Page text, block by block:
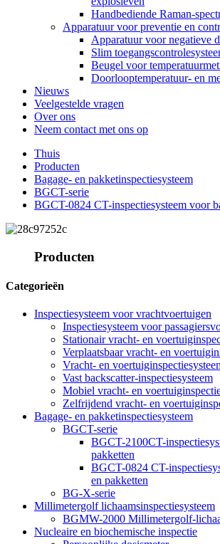
Handbediende Raman-
Apparatuur voor preventie en
Apparatuur voor negatieve
Slim
Beugel voor
Doorlooptemperatuur- en
Nieuws
Veelgestelde vragen
Over ons
Neem contact met ons op
Thuis
Producten
Bagage- en pakketinspectiesysteem
BGCT-serie
BGCT-0824 CT-inspectiesysteem voor
Producten
Categorieën
Inspectiesysteem voor vrachtvoertuigen
Inspectiesysteem voor
Stationair vracht- en
Verplaatsbaar vracht- en
Vracht- en
Vast backscatter-inspectiesysteem
Mobiel vracht- en
Zelfrijdend vracht- en
Bagage- en pakketinspectiesysteem
BGCT-serie
BGCT-2100CT-
pakketten
BGCT-0824 CT-
en pakketten
BG-X-serie
Millimetergolf lichaamsinspectiesysteem
BGMW-2000 Millimetergolf-
Nucleaire en biochemische inspectie